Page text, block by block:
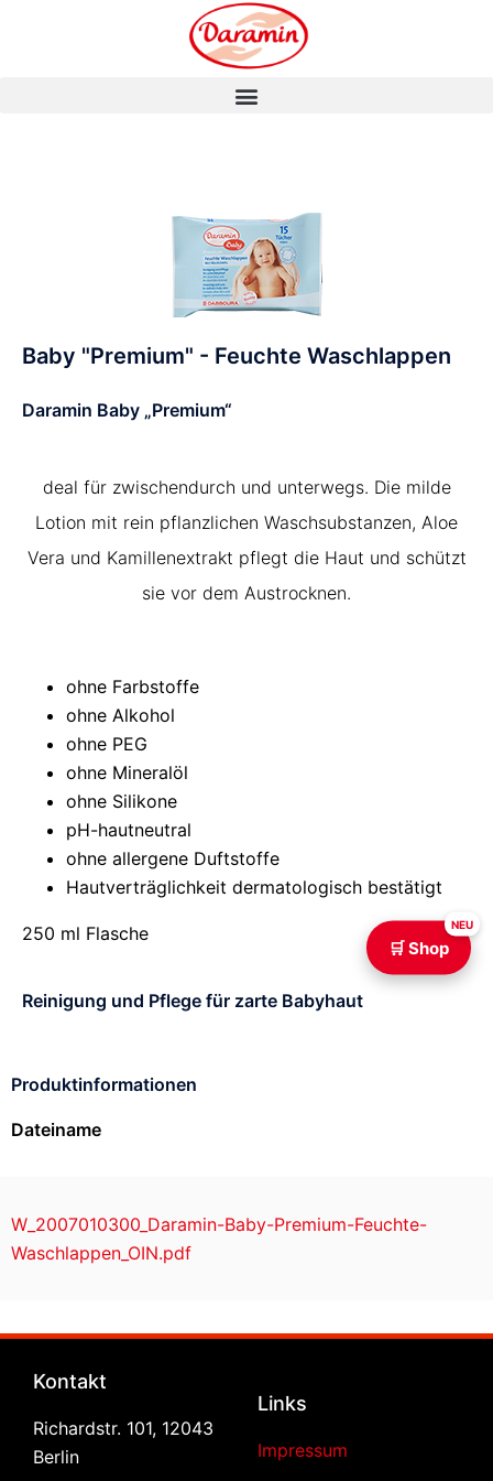
NEU
🛒 Shop
Baby "Premium" - Feuchte Waschlappen
Daramin Baby „Premium“
deal für zwischendurch und unterwegs. Die milde
Lotion mit rein pflanzlichen Waschsubstanzen, Aloe
Vera und Kamillenextrakt pflegt die Haut und schützt
sie vor dem Austrocknen.
ohne Farbstoffe
ohne Alkohol
ohne PEG
ohne Mineralöl
ohne Silikone
pH-hautneutral
ohne allergene Duftstoffe
Hautverträglichkeit dermatologisch bestätigt
250 ml Flasche
Reinigung und Pflege für zarte Babyhaut
Produktinformationen
Dateiname
W_2007010300_Daramin-Baby-Premium-Feuchte-
Waschlappen_OIN.pdf
Kontakt
Richardstr. 101, 12043
Berlin
Links
Impressum